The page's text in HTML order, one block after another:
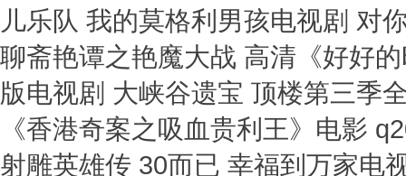
儿乐队 我的莫格利男孩电视剧 对
聊斋艳谭之艳魔大战 高清《好好
版电视剧 大峡谷遗宝 顶楼第三季
《香港奇案之吸血贵利王》电影
射雕英雄传 30而已 幸福到万家电